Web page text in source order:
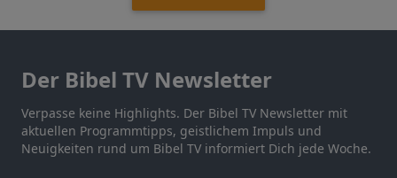
Der Bibel TV Newsletter
Verpasse keine Highlights. Der Bibel TV Newsletter mit
aktuellen Programmtipps, geistlichem Impuls und
Neuigkeiten rund um Bibel TV informiert Dich jede Woche.